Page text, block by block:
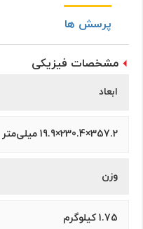
پرسش ها
مشخصات فیزیکی
ابعاد
357.2×230.4×19.9 میلی‌متر
وزن
1.75 کیلوگرم